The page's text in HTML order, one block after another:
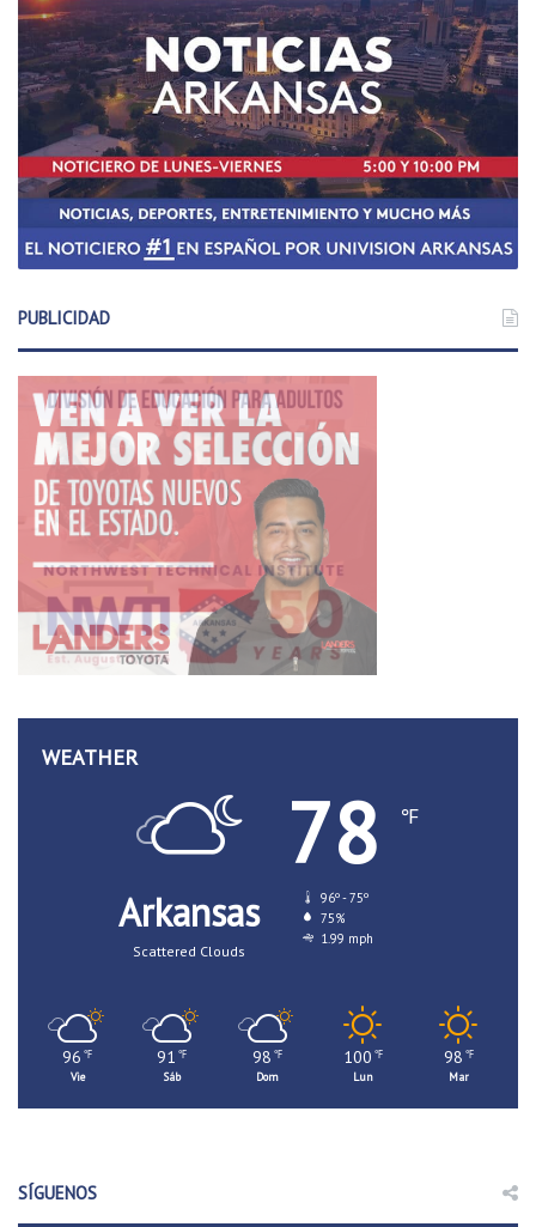
PUBLICIDAD
WEATHER
Arkansas
Scattered Clouds
78 ℉
96º - 75º
75%
1.99 mph
96 ℉
Vie
91 ℉
Sáb
98 ℉
Dom
100 ℉
Lun
98 ℉
Mar
SÍGUENOS